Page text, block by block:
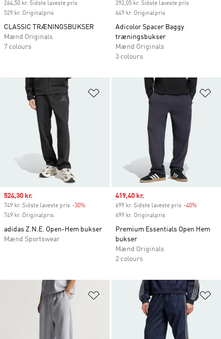
264,50 kr. Sidste laveste pris
529 kr. Originalpris
CLASSIC TRÆNINGSBUKSER
Mænd Originals
7 colours
292,05 kr. Sidste laveste pris
649 kr. Originalpris
Adicolor Spacer Baggy
træningsbukser
Mænd Originals
3 colours
Føj til ønskeliste
Sale price
524,30 kr.
749 kr. Sidste laveste pris -30%
749 kr. Originalpris
adidas Z.N.E. Open-Hem bukser
Mænd Sportswear
Sale price
419,40 kr.
699 kr. Sidste laveste pris -40%
699 kr. Originalpris
Premium Essentials Open Hem
bukser
Mænd Originals
2 colours
Føj til ønskeliste